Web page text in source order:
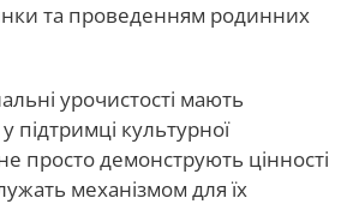
та проведенням родинних
урочистості мають
підтримці культурної
просто демонструють цінності
механізмом для їх